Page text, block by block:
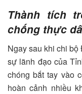
Thành tích
chống thực
Ngay sau khi chi
sự lãnh đạo của
chóng bắt tay vào
hoàn cảnh nhiều